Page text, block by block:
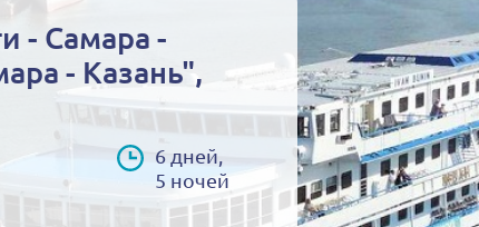
- Самара -
- Казань",
6 дней,
5 ночей